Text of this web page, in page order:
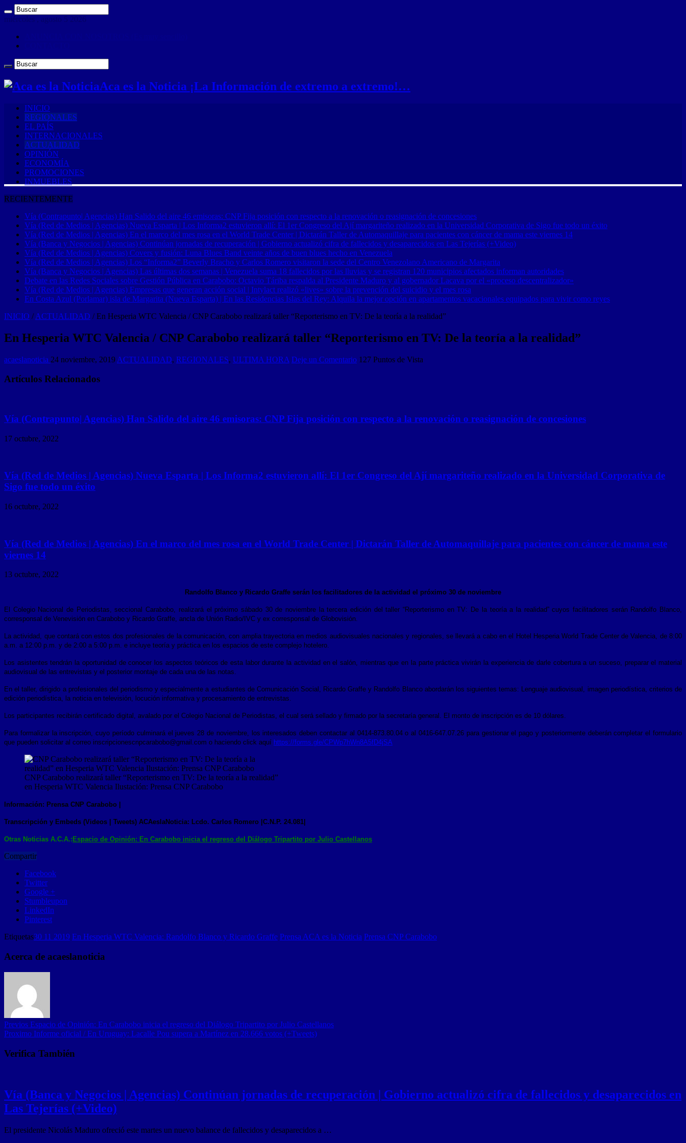
miércoles , agosto 5 2026
Aca es la Noticia ¡La Información de extremo a extremo!…
INICIO
REGIONALES
EL PAÍS
INTERNACIONALES
ACTUALIDAD
OPINIÓN
ECONOMÍA
PROMOCIONES
INMUEBLES
RECIENTEMENTE
Vía (Contrapunto| Agencias) Han Salido del aire 46 emisoras: CNP Fija posición con respecto a la renovación o reasignación de concesiones
Vía (Red de Medios | Agencias) Nueva Esparta | Los Informa2 estuvieron allí: El 1er Congreso del Ají margariteño realizado en la Universidad Corporativa de Sigo fue todo un éxito
Vía (Red de Medios | Agencias) En el marco del mes rosa en el World Trade Center | Dictarán Taller de Automaquillaje para pacientes con cáncer de mama este viernes 14
Vía (Banca y Negocios | Agencias) Continúan jornadas de recuperación | Gobierno actualizó cifra de fallecidos y desaparecidos en Las Tejerías (+Video)
Vía (Red de Medios | Agencias) Covers y fusión: Luna Blues Band veinte años de buen blues hecho en Venezuela
Vía (Red de Medios | Agencias) Los “Informa2” Beverly Bracho y Carlos Romero visitaron la sede del Centro Venezolano Americano de Margarita
Vía (Banca y Negocios | Agencias) Las últimas dos semanas | Venezuela suma 18 fallecidos por las lluvias y se registran 120 municipios afectados informan autoridades
Debate en las Redes Sociales sobre Gestión Pública en Carabobo: Octavio Táriba respalda al Presidente Maduro y al gobernador Lacava por el «proceso descentralizador»
Vía (Red de Medios | Agencias) Empresas que generan acción social | Intylact realizó «lives» sobre la prevención del suicidio y el mes rosa
En Costa Azul (Porlamar) isla de Margarita (Nueva Esparta) | En las Residencias Islas del Rey: Alquila la mejor opción en apartamentos vacacionales equipados para vivir como reyes
INICIO / ACTUALIDAD / En Hesperia WTC Valencia / CNP Carabobo realizará taller “Reporterismo en TV: De la teoría a la realidad”
En Hesperia WTC Valencia / CNP Carabobo realizará taller “Reporterismo en TV: De la teoría a la realidad”
acaeslanoticia 24 noviembre, 2019 ACTUALIDAD, REGIONALES, ULTIMA HORA Deje un Comentario 127 Puntos de Vista
Artículos Relacionados
Vía (Contrapunto| Agencias) Han Salido del aire 46 emisoras: CNP Fija posición con respecto a la renovación o reasignación de concesiones
17 octubre, 2022
Vía (Red de Medios | Agencias) Nueva Esparta | Los Informa2 estuvieron allí: El 1er Congreso del Ají margariteño realizado en la Universidad Corporativa de
Sigo fue todo un éxito
16 octubre, 2022
Vía (Red de Medios | Agencias) En el marco del mes rosa en el World Trade Center | Dictarán Taller de Automaquillaje para pacientes con cáncer de mama este
viernes 14
13 octubre, 2022
Randolfo Blanco y Ricardo Graffe serán los facilitadores de la actividad el próximo 30 de noviembre
El Colegio Nacional de Periodistas, seccional Carabobo, realizará el próximo sábado 30 de noviembre la tercera edición del taller “Reporterismo en TV: De la teoría a la realidad” cuyos facilitadores serán Randolfo Blanco,
corresponsal de Venevisión en Carabobo y Ricardo Graffe, ancla de Unión Radio/IVC y ex corresponsal de Globovisión.
La actividad, que contará con estos dos profesionales de la comunicación, con amplia trayectoria en medios audiovisuales nacionales y regionales, se llevará a cabo en el Hotel Hesperia World Trade Center de Valencia, de 8:00
a.m. a 12:00 p.m. y de 2:00 a 5:00 p.m. e incluye teoría y práctica en los espacios de este complejo hotelero.
Los asistentes tendrán la oportunidad de conocer los aspectos teóricos de esta labor durante la actividad en el salón, mientras que en la parte práctica vivirán la experiencia de darle cobertura a un suceso, preparar el material
audiovisual de las entrevistas y el posterior montaje de cada una de las notas.
En el taller, dirigido a profesionales del periodismo y especialmente a estudiantes de Comunicación Social, Ricardo Graffe y Randolfo Blanco abordarán los siguientes temas: Lenguaje audiovisual, imagen periodística, criterios de
edición periodística, la noticia en televisión, locución informativa y procesamiento de entrevistas.
Los participantes recibirán certificado digital, avalado por el Colegio Nacional de Periodistas, el cual será sellado y firmado por la secretaría general. El monto de inscripción es de 10 dólares.
Para formalizar la inscripción, cuyo período culminará el jueves 28 de noviembre, los interesados deben contactar al 0414-873.80.04 o al 0416-647.07.26 para gestionar el pago y posteriormente deberán completar el formulario
que pueden solicitar al correo inscripcionescnpcarabobo@gmail.com o haciendo click aquí https://forms.gle/CPWp7hWn8A5fD4jSA
CNP Carabobo realizará taller “Reporterismo en TV: De la teoría a la realidad”
en Hesperia WTC Valencia Ilustación: Prensa CNP Carabobo
Información: Prensa CN P Carabobo
Transcripción y Embeds (Videos | Tweets) ACAeslaNoticia: Lcdo. Carlos Romero |C.N.P. 24.081|
Otras Noticias A.C.A.: Espacio de Opinión: En Carabobo inicia el regreso del Diálogo Tripartito por Julio Castellanos
Compartir
Facebook
Twitter
Google +
Stumbleupon
LinkedIn
Pinterest
Etiquetas30 11 2019 En Hesperia WTC Valencia: Randolfo Blanco y Ricardo Graffe Prensa ACA es la Noticia Prensa CNP Carabobo
Acerca de acaeslanoticia
Previos Espacio de Opinión: En Carabobo inicia el regreso del Diálogo Tripartito por Julio Castellanos
Proximo Informe oficial / En Uruguay: Lacalle Pou supera a Martínez en 28.666 votos (+Tweets)
Verifica También
Vía (Banca y Negocios | Agencias) Continúan jornadas de recuperación | Gobierno actualizó cifra de fallecidos y desaparecidos en
Las Tejerías (+Video)
El presidente Nicolás Maduro ofreció este martes un nuevo balance de fallecidos y desaparecidos a …